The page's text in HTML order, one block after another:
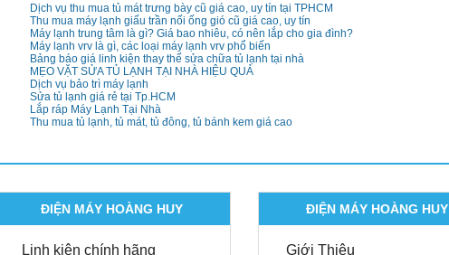
Dịch vụ thu mua tủ mát trưng bày cũ giá cao, uy tín tại TPHCM
Thu mua máy lạnh giấu trần nối ống gió cũ giá cao, uy tín
Máy lạnh trung tâm là gì? Giá bao nhiêu, có nên lắp cho gia đình?
Máy lạnh vrv là gì, các loại máy lạnh vrv phổ biến
Bảng báo giá linh kiện thay thế sửa chữa tủ lạnh tại nhà
MẸO VẶT SỬA TỦ LẠNH TẠI NHÀ HIỆU QUẢ
Dịch vụ bảo trì máy lạnh
Sửa tủ lạnh giá rẻ tại Tp.HCM
Lắp ráp Máy Lạnh Tại Nhà
Thu mua tủ lạnh, tủ mát, tủ đông, tủ bánh kem giá cao
ĐIỆN MÁY HOÀNG HUY
Linh kiện chính hãng
ĐIỆN MÁY HOÀNG HUY
Giới Thiệu